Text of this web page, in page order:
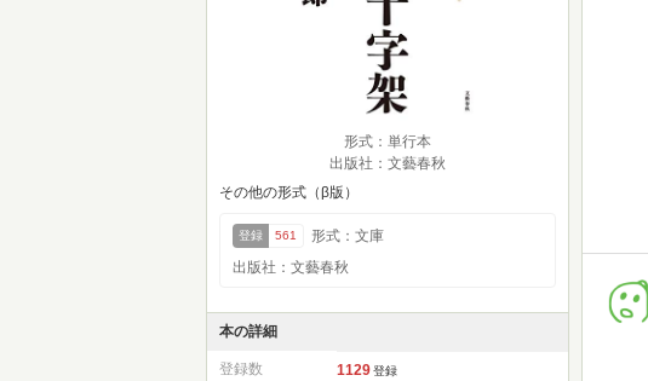
形式：単行本
出版社：文藝春秋
その他の形式（β版）
登録 561
形式：文庫
出版社：文藝春秋
本の詳細
登録数 1129 登録